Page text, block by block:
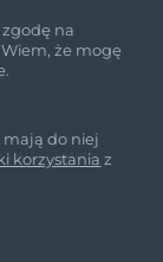
zgodę na
że mogę
mają do niej
korzystania z